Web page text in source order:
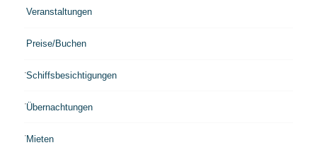
Veranstaltungen
Preise/Buchen
Schiffsbesichtigungen
Übernachtungen
Mieten